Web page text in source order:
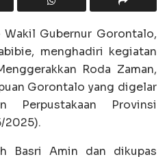
Wakil Gubernur Gorontalo,
menghadiri kegiatan
Roda Zaman,
Gorontalo yang digelar
Perpustakaan Provinsi
2025).
Basri Amin dan dikupas